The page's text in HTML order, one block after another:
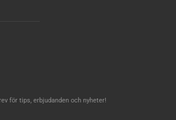
för tips, erbjudanden och nyheter!